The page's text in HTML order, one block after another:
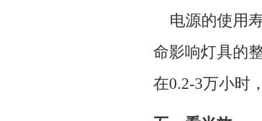
电源的使用
命影响灯具的
在0.2-3万小时